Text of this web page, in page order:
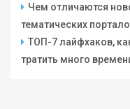
Чем отличаются
тематических
ТОП-7 лайфхаков,
тратить много